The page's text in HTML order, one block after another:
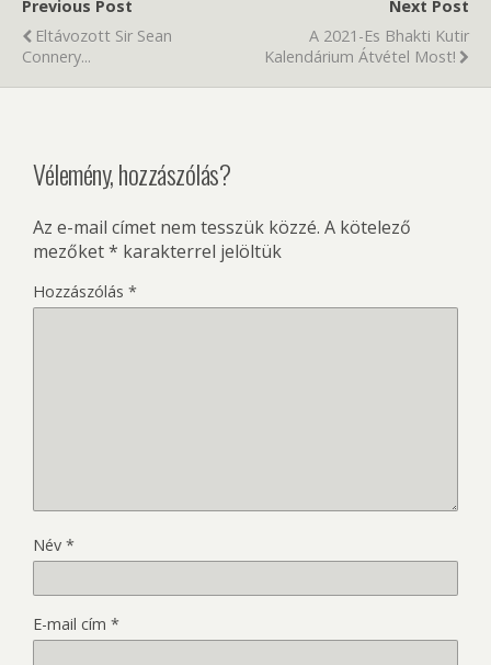
Previous Post
Eltávozott Sir Sean
Connery...
Next Post
A 2021-Es Bhakti Kutir
Kalendárium Átvétel Most!
Vélemény, hozzászólás?
Az e-mail címet nem tesszük közzé. A kötelező
mezőket* karakterrel jelöltük
Hozzászólás *
Név *
E-mail cím *